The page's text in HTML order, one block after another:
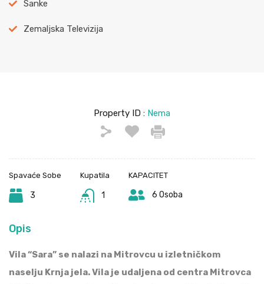
Sanke
Zemaljska Televizija
Property ID : Nema
Spavaće Sobe
3
Kupatila
1
KAPACITET
6 Osoba
Opis
Vila “Sara” se nalazi na Mitrovcu u izletničkom
naselju Krnja jela. Vila je udaljena od centra Mitrovca